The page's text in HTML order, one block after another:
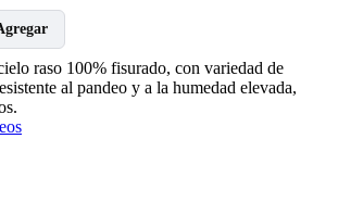
raso 100% fisurado, con variedad de
al pandeo y a la humedad elevada,